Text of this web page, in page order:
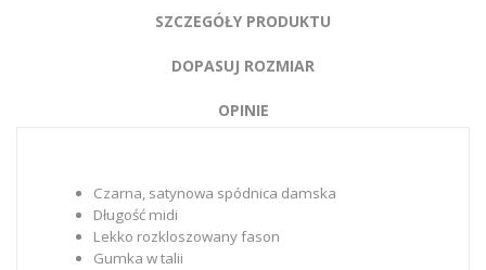
SZCZEGÓŁY PRODUKTU
DOPASUJ ROZMIAR
OPINIE
Czarna, satynowa spódnica damska
Długość midi
Lekko rozkloszowany fason
Gumka w talii